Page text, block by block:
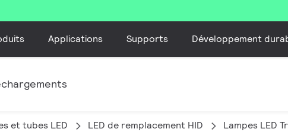
Applications Supports Développement
et tubes LED LED de remplacement HID Lampes LED